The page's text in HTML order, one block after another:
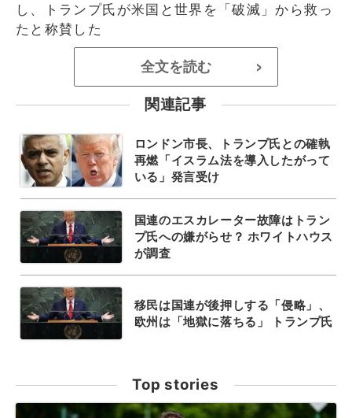
し、トランプ氏が米国と世界を「破滅」から救っ
たと称賛した
全文を読む >
関連記事
ロンドン市長、トランプ氏との確執
再燃「イスラム法を導入したがって
いる」発言受け
国連のエスカレーター故障はトラン
プ氏への嫌がらせ？ ホワイトハウス
が調査
移民は国連が後押しする「侵略」、
欧州は「地獄に落ちる」 トランプ氏
Top stories